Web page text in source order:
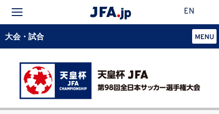
EN
大会・試合